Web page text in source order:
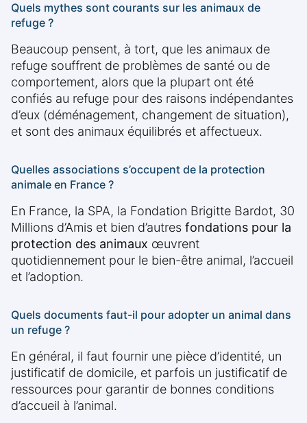
Quels mythes sont courants sur les animaux de
refuge ?
Beaucoup pensent, à tort, que les animaux de
refuge souffrent de problèmes de santé ou de
comportement, alors que la plupart ont été
confiés au refuge pour des raisons indépendantes
d’eux (déménagement, changement de situation),
et sont des animaux équilibrés et affectueux.
Quelles associations s’occupent de la protection
animale en France ?
En France, la SPA, la Fondation Brigitte Bardot, 30
Millions d’Amis et bien d’autres fondations pour la
protection des animaux œuvrent
quotidiennement pour le bien-être animal, l’accueil
et l’adoption.
Quels documents faut-il pour adopter un animal dans
un refuge ?
En général, il faut fournir une pièce d’identité, un
justificatif de domicile, et parfois un justificatif de
ressources pour garantir de bonnes conditions
d’accueil à l’animal.